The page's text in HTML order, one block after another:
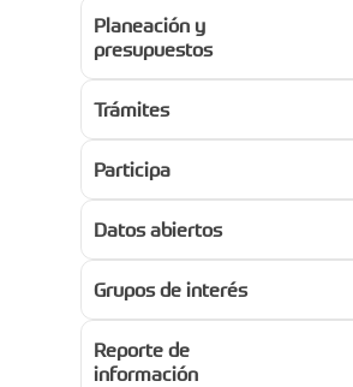
Planeación y
presupuestos
Trámites
Participa
Datos abiertos
Grupos de interés
Reporte de
información